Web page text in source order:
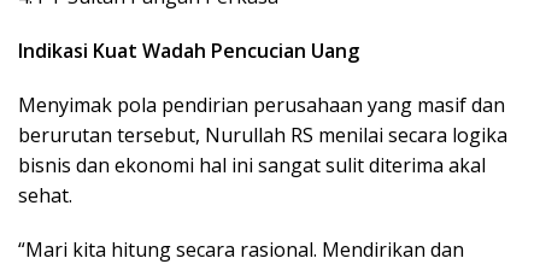
Indikasi Kuat Wadah Pencucian Uang
Menyimak pola pendirian perusahaan yang masif dan
berurutan tersebut, Nurullah RS menilai secara logika
bisnis dan ekonomi hal ini sangat sulit diterima akal
sehat.
“Mari kita hitung secara rasional. Mendirikan dan